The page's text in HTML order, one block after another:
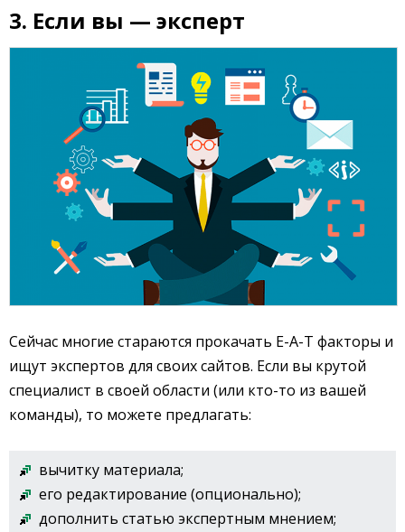
3. Если вы — эксперт
Сейчас многие стараются прокачать E-A-T факторы и
ищут экспертов для своих сайтов. Если вы крутой
специалист в своей области (или кто-то из вашей
команды), то можете предлагать:
вычитку материала;
его редактирование (опционально);
дополнить статью экспертным мнением;